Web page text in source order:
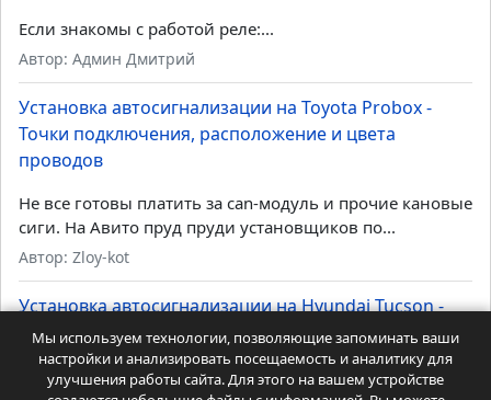
Если знакомы с работой реле:...
Автор: Админ Дмитрий
Установка автосигнализации на Toyota Probox -
Точки подключения, расположение и цвета
проводов
Не все готовы платить за can-модуль и прочие кановые
сиги. На Авито пруд пруди установщиков по...
Автор: Zloy-kot
Установка автосигнализации на Hyundai Tucson -
Точки подключения, расположение и цвета
проводов
Мы используем технологии, позволяющие запоминать ваши
настройки и анализировать посещаемость и аналитику для
улучшения работы сайта. Для этого на вашем устройстве